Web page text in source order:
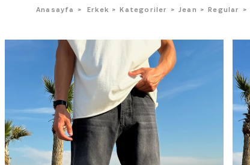
Anasayfa Erkek Kategoriler Jean Regular